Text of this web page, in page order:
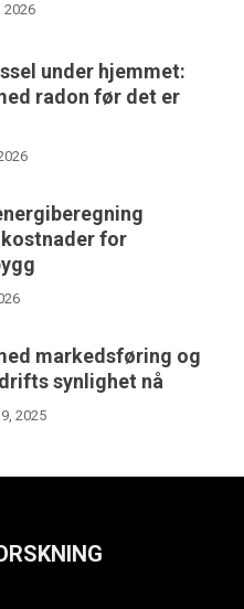
2026
under hjemmet:
radon før det er
for
markedsføring og
synlighet nå
2025